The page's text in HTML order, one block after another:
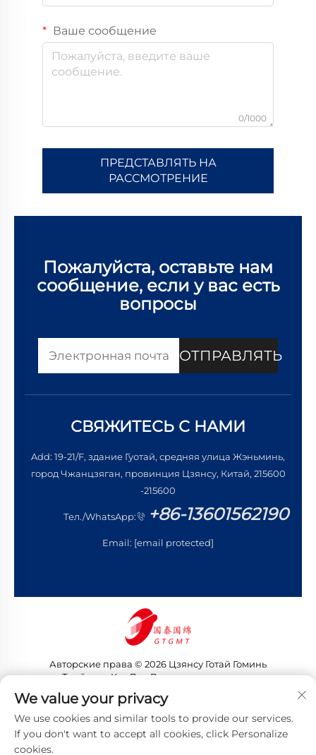
Ваше сообщение
0/1000
ПРЕДСТАВЛЯТЬ НА
РАССМОТРЕНИЕ
Пожалуйста, оставьте нам
сообщение, если у вас есть
вопросы
ОТПРАВЛЯТЬ
СВЯЖИТЕСЬ С НАМИ
Add: 19-21/F, здание Гуотай, средняя улица Жэньминь,
город Чжанцзяган, провинция Цзянсу, Китай, 215600
-215600
Тел./WhatsApp: +86-13601562190
Email: [email protected]
Авторские права © 2026 Цзянсу Готай Гоминь
Трейдинг Ко., Лтд. Все права защищены
Политика конфиденциальности
We value your privacy
We use cookies and similar tools to provide our services.
If you don't want to accept all cookies, click Personalize
cookies.